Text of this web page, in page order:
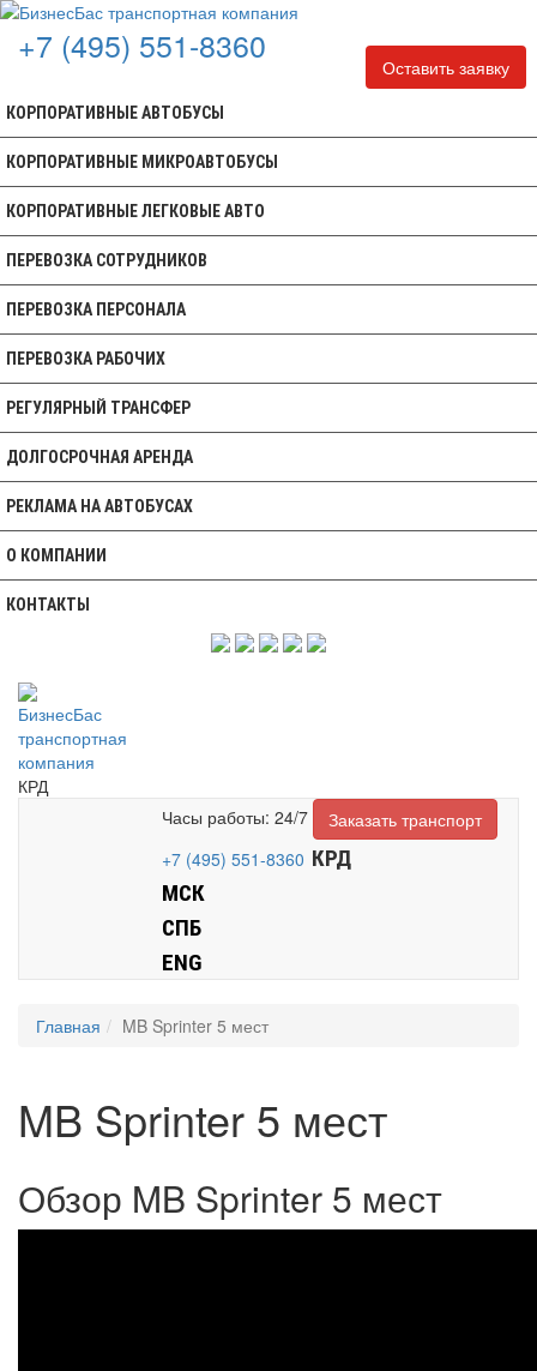
Оставить заявку
КОРПОРАТИВНЫЕ АВТОБУСЫ
КОРПОРАТИВНЫЕ МИКРОАВТОБУСЫ
КОРПОРАТИВНЫЕ ЛЕГКОВЫЕ АВТО
ПЕРЕВОЗКА СОТРУДНИКОВ
ПЕРЕВОЗКА ПЕРСОНАЛА
ПЕРЕВОЗКА РАБОЧИХ
РЕГУЛЯРНЫЙ ТРАНСФЕР
ДОЛГОСРОЧНАЯ АРЕНДА
РЕКЛАМА НА АВТОБУСАХ
О КОМПАНИИ
КОНТАКТЫ
+7 (495) 551-8360
КРД
Часы работы: 24/7
Заказать транспорт
+7 (495) 551-8360 КРД
МСК
СПБ
ENG
Главная MB Sprinter 5 мест
MB Sprinter 5 мест
Обзор MB Sprinter 5 мест